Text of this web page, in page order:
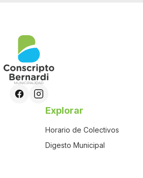
Explorar
Horario de Colectivos
Digesto Municipal